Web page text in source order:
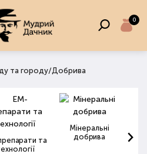
0
та городу/Добрива
та
Мінеральні
добрива